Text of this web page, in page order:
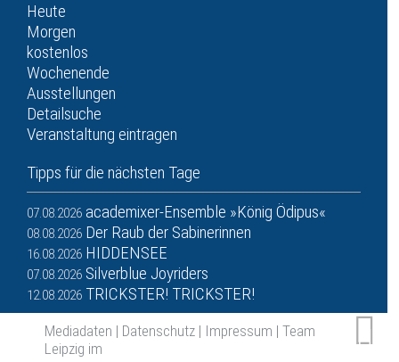
Heute
Morgen
kostenlos
Wochenende
Ausstellungen
Detailsuche
Veranstaltung eintragen
Tipps für die nächsten Tage
07.08.2026 academixer-Ensemble »König Ödipus«
08.08.2026 Der Raub der Sabinerinnen
16.08.2026 HIDDENSEE
07.08.2026 Silverblue Joyriders
12.08.2026 TRICKSTER! TRICKSTER!
Mediadaten | Datenschutz | Impressum | Team
Leipzig im